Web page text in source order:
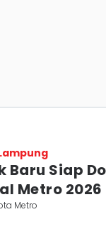
Baru Siap
Metro 2026
Metro